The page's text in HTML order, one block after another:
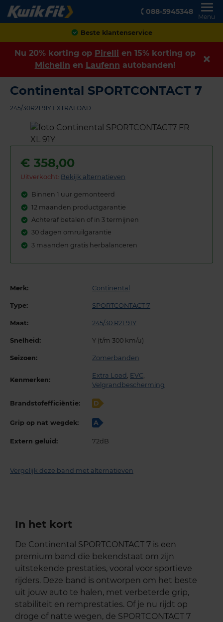
088-5945348
Menu
Achteraf betalen
Nu 20% korting op Pirelli en 15% korting op
Michelin en Laufenn autobanden!
Continental SPORTCONTACT 7
245/30R21 91Y EXTRALOAD
€ 358,00
Uitverkocht: Bekijk alternatieven
Binnen 1 uur gemonteerd
12 maanden productgarantie
Achteraf betalen of in 3 termijnen
30 dagen omruilgarantie
3 maanden gratis herbalanceren
Merk: Continental
Type: SPORTCONTACT 7
Maat: 245/30 R21 91Y
Snelheid: Y (t/m 300 km/u)
Seizoen: Zomerbanden
Kenmerken:
Extra Load , EVC,
Velgrandbescherming
Brandstofefficiëntie: D
Grip op nat wegdek: A
Extern geluid: 72dB
Vergelijk deze band met alternatieven
In het kort
De Continental SPORTCONTACT 7 is een
premium band die bekendstaat om zijn
uitstekende prestaties, vooral voor sportieve
rijders. Deze band is ontworpen om het beste
uit jouw auto te halen, met verbeterde grip,
stabiliteit en remprestaties. Of je nu rijdt op
droge of natte wegen, de SPORTCONTACT 7